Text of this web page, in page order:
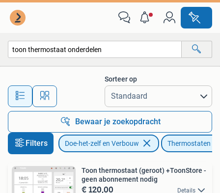
Alle afstanden…
Sorteer op
Bewaar je zoekopdracht
Filters Doe-het-zelf en Verbouw Thermostaten
Toon thermostaat (geroot) +ToonStore -
geen abonnement nodig
€ 120,00 Details